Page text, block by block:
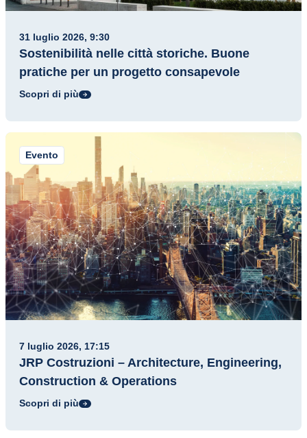
31 luglio 2026, 9:30
Sostenibilità nelle città storiche. Buone
pratiche per un progetto consapevole
Scopri di più
Evento
7 luglio 2026, 17:15
JRP Costruzioni – Architecture, Engineering,
Construction & Operations
Scopri di più